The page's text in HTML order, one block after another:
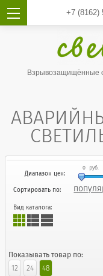
+7 (8162)
Взрывозащищённые
Диапазон цен:
0 руб.
Вид каталога:
Сортировать по:
Показывать товар по:
12
24 48